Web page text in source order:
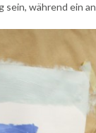
während ein